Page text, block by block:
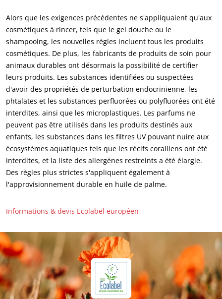
NOS EXPERTISES
Agriculture biologique
Commerce équitable
Agriculture durable
Alors que les exigences précédentes ne s'appliquaient qu'aux
cosmétiques à rincer, tels que le gel douche ou le
shampooing, les nouvelles règles incluent tous les produits
cosmétiques. De plus, les fabricants de produits de soin pour
animaux durables ont désormais la possibilité de certifier
leurs produits. Les substances identifiées ou suspectées
d'avoir des propriétés de perturbation endocrinienne, les
phtalates et les substances perfluorées ou polyfluorées ont été
interdites, ainsi que les microplastiques. Les parfums ne
peuvent pas être utilisés dans les produits destinés aux
enfants, les substances dans les filtres UV pouvant nuire aux
écosystèmes aquatiques tels que les récifs coralliens ont été
interdites, et la liste des allergènes restreints a été élargie.
Des règles plus strictes s'appliquent également à
l'approvisionnement durable en huile de palme.
Informations & devis Ecolabel européen